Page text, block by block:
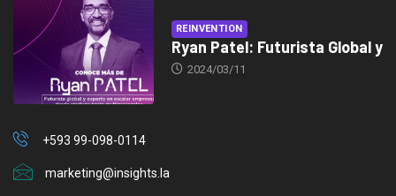
REINVENTION
Ryan Patel: Futurista Global y
2024/03/11
+593 99-098-0114
marketing@insights.la